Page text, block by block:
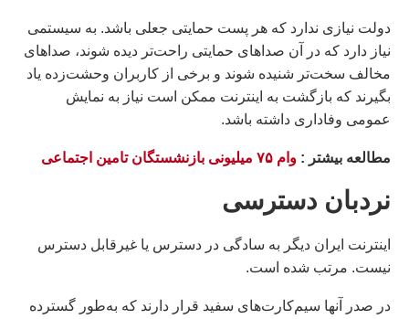
دولت نیازی ندارد که هر پست حمایتی جعلی باشد. به سیستمی
نیاز دارد که در آن صداهای حمایتی راحت‌تر دیده شوند، صداهای
مخالف سخت‌تر شنیده شوند و برخی از کاربران وحشت‌زده یاد
بگیرند که بازگشت به اینترنت ممکن است نیاز به نمایش
عمومی وفاداری داشته باشد.
مطالعه بيشتر : وام ۷۵ میلیونی بازنشستگان تامین اجتماعی
نردبان دسترسی
اینترنت ایران دیگر به سادگی در دسترس یا غیرقابل دسترس
نیست. مرتب شده است.
در صدر آنها سیم‌کارت‌های سفید قرار دارند که به‌طور گسترده